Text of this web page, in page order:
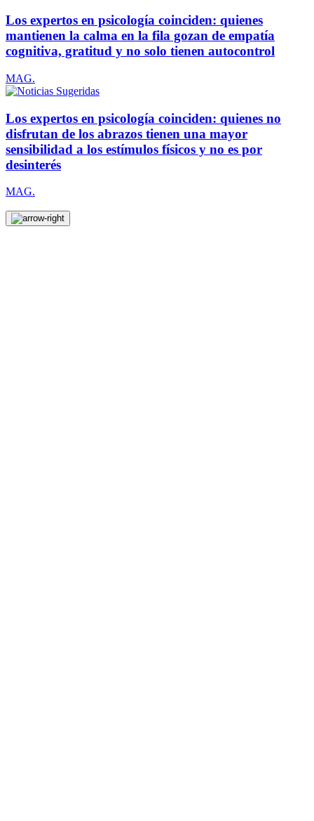
Los expertos en psicología coinciden: quienes
mantienen la calma en la fila gozan de empatía
cognitiva, gratitud y no solo tienen autocontrol
MAG.
Los expertos en psicología coinciden: quienes no
disfrutan de los abrazos tienen una mayor
sensibilidad a los estímulos físicos y no es por
desinterés
MAG.